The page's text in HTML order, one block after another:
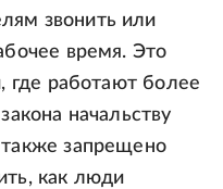
звонить или
время. Это
где работают более
начальству
запрещено
как люди